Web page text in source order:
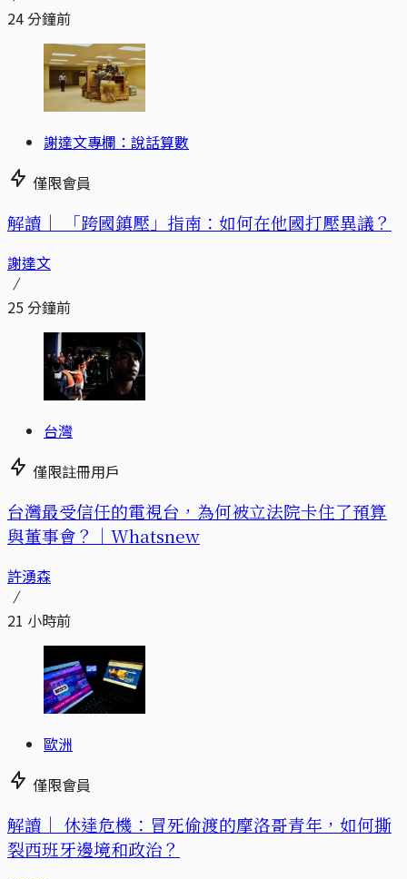
24 分鐘前
謝達文專欄：說話算數
僅限會員
解讀｜ 「跨國鎮壓」指南：如何在他國打壓異議？
謝達文
25 分鐘前
台灣
僅限註冊用戶
台灣最受信任的電視台，為何被立法院卡住了預算
與董事會？｜Whatsnew
許湧森
21 小時前
歐洲
僅限會員
解讀｜ 休達危機：冒死偷渡的摩洛哥青年，如何撕
裂西班牙邊境和政治？